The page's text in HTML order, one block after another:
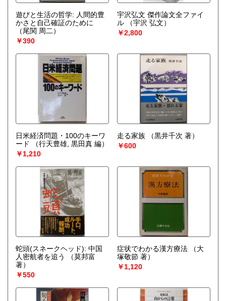
遊びと生活の哲学: 人間的豊
かさと自己確証のために
（尾関 周二）
￥390
宇沢弘文 傑作論文全ファイ
ル
（宇沢 弘文）
￥2,800
日米経済問題・100のキーワ
ード
（行天豊雄, 黒田真 編）
￥1,210
走る家族
（黒井千次 著）
￥600
蛇頭(スネークヘッド): 中国
人密航者を追う
（莫邦富
著）
￥550
症状でわかる漢方療法
（大
塚敬節 著）
￥1,120